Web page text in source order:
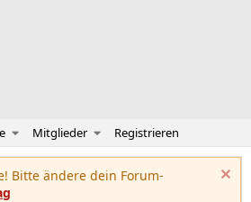
Mitglieder Registrieren
Bitte ändere dein Forum-